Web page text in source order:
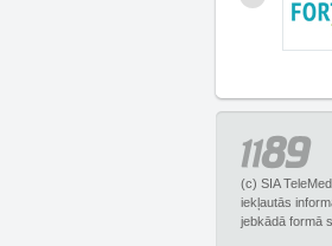
(c) SIA
iekļautās
jebkādā formā